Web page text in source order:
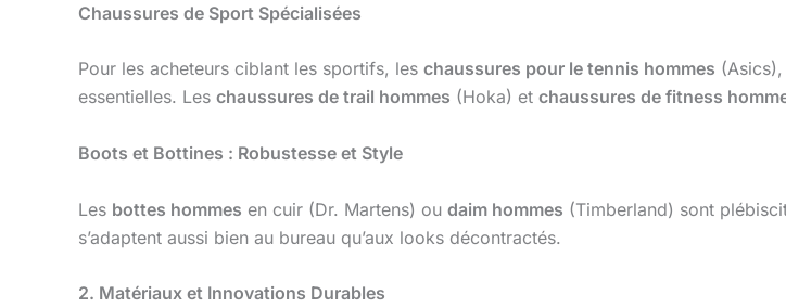
Chaussures de Sport Spécialisées
Pour les acheteurs ciblant les sportifs, les chaussures pour le tennis hommes (Asics),
essentielles. Les chaussures de trail hommes (Hoka) et chaussures de fitness
Boots et Bottines : Robustesse et Style
Les bottes hommes en cuir (Dr. Martens) ou daim hommes (Timberland) sont
s’adaptent aussi bien au bureau qu’aux looks décontractés.
2. Matériaux et Innovations Durables